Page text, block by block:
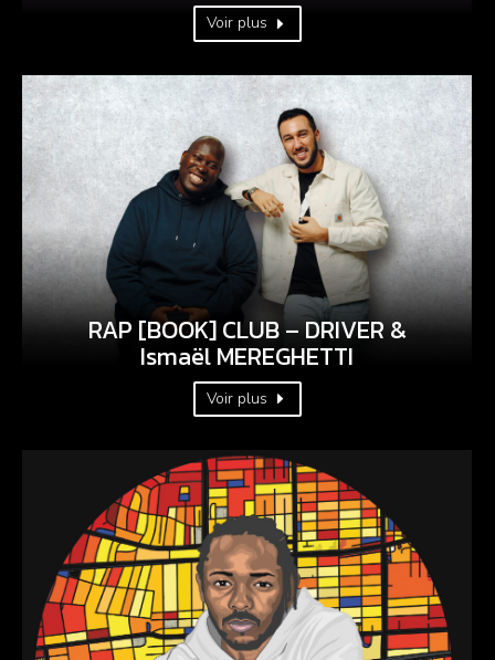
Voir plus
RAP [BOOK] CLUB – DRIVER &
Ismaël MEREGHETTI
Voir plus